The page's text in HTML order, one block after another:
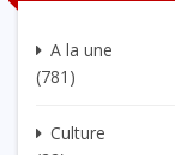
A la une
(781)
Culture